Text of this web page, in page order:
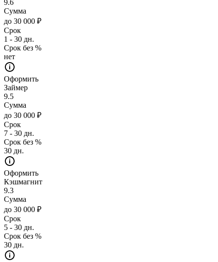
9.6
Сумма
до 30 000 ₽
Срок
1 - 30 дн.
Срок без %
нет
Оформить
Займер
9.5
Сумма
до 30 000 ₽
Срок
7 - 30 дн.
Срок без %
30 дн.
Оформить
Кэшмагнит
9.3
Сумма
до 30 000 ₽
Срок
5 - 30 дн.
Срок без %
30 дн.